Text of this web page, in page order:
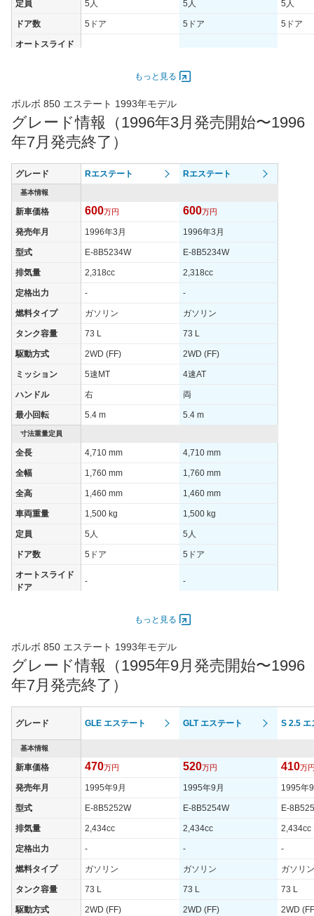
定員 5人 5人 5人
ドア数 5ドア 5ドア 5ドア
オートスライド
最高トルク 219.7 [22.4]/ 4,700 205.9 [21]/ 3,600 219.7
過給機 -
タイヤサイズ
(前)
195/60R15 195/60R15
タイヤサイズ
(後)
195/60R15 195/60R15
燃費
WLTCモード - -
WLTCモード(市
街地)
WLTCモード(郊
- -
速道路)
- -
JC08モード - -
1015モード 7.8km/L 8.6km/L
60km定地 - -
もっと見る
ボルボ 850 エステート 1993年モデル
グレード情報（1996年3月発売開始〜1996
年7月発売終了）
グレード Rエステート Rエステート
基本情報
新車価格 600万円 600万円
発売年月 1996年3月 1996年3月
型式 E-8B5234W E-8B5234W
排気量 2,318cc 2,318cc
定格出力 - -
燃料タイプ ガソリン ガソリン
タンク容量 73 L 73 L
駆動方式 2WD (FF) 2WD (FF)
ミッション 5速MT 4速AT
ハンドル 右 両
最小回転 5.4 m 5.4 m
寸法重量定員
全長 4,710 mm 4,710 mm
全幅 1,760 mm 1,760 mm
全高 1,460 mm 1,460 mm
車両重量 1,500 kg 1,500 kg
定員 5人 5人
ドア数 5ドア 5ドア
オートスライド
ドア
- -
184.00 [250]/ 5,400
最高トルク - [35.7]/ 2,400
過給機 TB TB
タイヤ
205/45RR17 205/45RR17
(後)
燃費
WLTCモード - -
WLTCモード(市
- -
外)
- -
WLTCモード(高
速道路)
JC08モード - -
もっと見る
ボルボ 850 エステート 1993年モデル
グレード情報（1995年9月発売開始〜1996
年7月発売終了）
グレード GLE エステート GLT エステート S 2.5 エ
基本情報
新車価格 470万円 520万円 410万
発売年月 1995年9月 1995年9月 1995年
型式 E-8B5252W E-8B5254W E-
排気量 2,434cc 2,434cc 2,434cc
定格出力 - - -
燃料タイプ ガソリン ガソリン ガソリン
タンク容量 73 L 73 L 73 L
駆動方式 2WD (FF) 2WD (FF) 2WD